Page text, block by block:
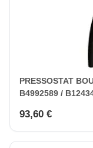
PRESSOSTAT
B4992589 /
93,60 €